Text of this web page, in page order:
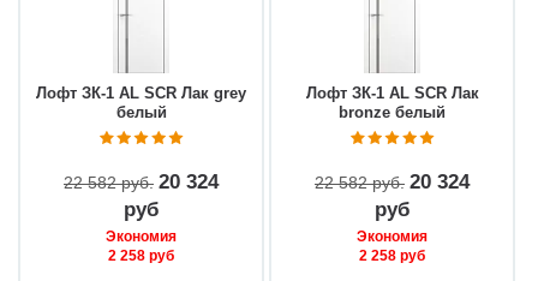
Лофт ЗК-1 AL SCR Лак grey
белый
22 582 руб 20 324
руб
Экономия
2 258 руб
Лофт ЗК-1 AL SCR Лак
bronze белый
22 582 руб 20 324
руб
Экономия
2 258 руб